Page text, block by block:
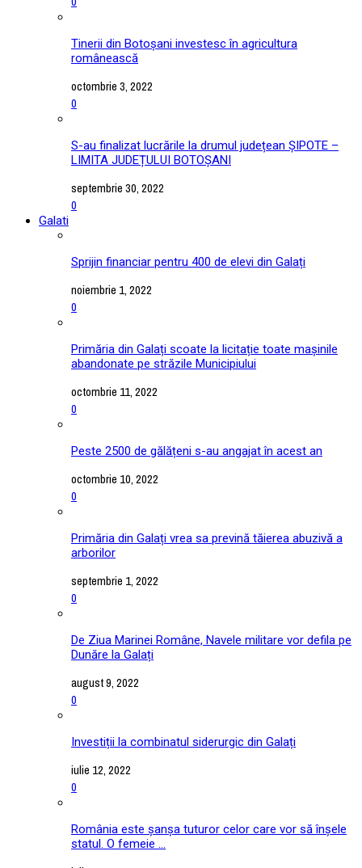
Tinerii din Botoșani investesc în agricultura
românească
octombrie 3, 2022
0
S-au finalizat lucrările la drumul județean ȘIPOTE –
LIMITA JUDEȚULUI BOTOȘANI
septembrie 30, 2022
0
Galati
Sprijin financiar pentru 400 de elevi din Galați
noiembrie 1, 2022
0
Primăria din Galați scoate la licitație toate mașinile
abandonate pe străzile Municipiului
octombrie 11, 2022
0
Peste 2500 de gălățeni s-au angajat în acest an
octombrie 10, 2022
0
Primăria din Galați vrea sa prevină tăierea abuzivă a
arborilor
septembrie 1, 2022
0
De Ziua Marinei Române, Navele militare vor defila pe
Dunăre la Galați
august 9, 2022
0
Investiții la combinatul siderurgic din Galați
iulie 12, 2022
0
România este șanșa tuturor celor care vor să înșele
statul. O femeie ...